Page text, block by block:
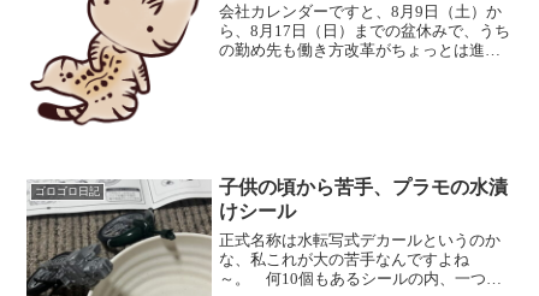
会社カレンダーですと、8月9日（土）か
ら、8月17日（日）までの盆休みで、うち
の勤め先も働き方改革がちょっとは進ん
ゴロゴロ日記
子供の頃から苦手、プラモの水漬
けシール
正式名称は水転写式デカールというのか
な、私これが大の苦手なんですよね
～。 何10個もあるシールの内、一つで